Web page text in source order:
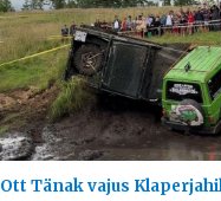
Ott Tänak vajus